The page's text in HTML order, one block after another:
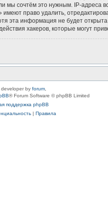
сочтём это нужным. IP-адреса
право удалить,
эта информация не будет
хакеров, которые могут
developer by forum
® Forum Software © phpBB Limited
поддержка phpBB
| Правила